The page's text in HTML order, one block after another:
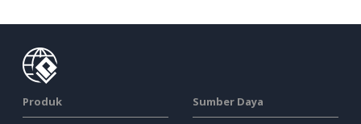
Produk Sumber Daya